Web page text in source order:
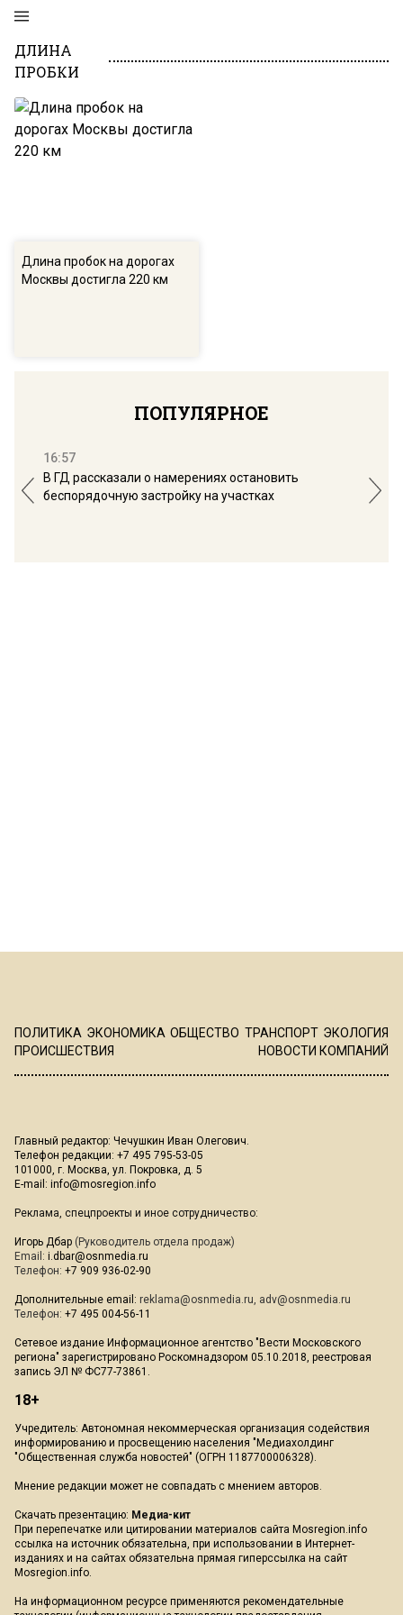
ДЛИНА
ПРОБКИ
Длина пробок на дорогах
Москвы достигла 220 км
ПОПУЛЯРНОЕ
16:57
В ГД рассказали о намерениях остановить
беспорядочную застройку на участках
ПОЛИТИКА ЭКОНОМИКА ОБЩЕСТВО ТРАНСПОРТ ЭКОЛОГИЯ
ПРОИСШЕСТВИЯ
НОВОСТИ КОМПАНИЙ
Главный редактор: Чечушкин Иван Олегович.
Телефон редакции: +7 495 795-53-05
101000, г. Москва, ул. Покровка, д. 5
E-mail: info@mosregion.info
Реклама, спецпроекты и иное сотрудничество:
Игорь Дбар (Руководитель отдела продаж)
Email: i.dbar@osnmedia.ru
Телефон: +7 909 936-02-90
Дополнительные email: reklama@osnmedia.ru, adv@osnmedia.ru
Телефон: +7 495 004-56-11
Сетевое издание Информационное агентство "Вести Московского
региона" зарегистрировано Роскомнадзором 05.10.2018, реестровая
запись ЭЛ № ФС77-73861.
18+
Учредитель: Автономная некоммерческая организация содействия
информированию и просвещению населения "Медиахолдинг
"Общественная служба новостей" (ОГРН 1187700006328).
Мнение редакции может не совпадать с мнением авторов.
Скачать презентацию: Медиа-кит
При перепечатке или цитировании материалов сайта Mosregion.info
ссылка на источник обязательна, при использовании в Интернет-
изданиях и на сайтах обязательна прямая гиперссылка на сайт
Mosregion.info.
На информационном ресурсе применяются рекомендательные